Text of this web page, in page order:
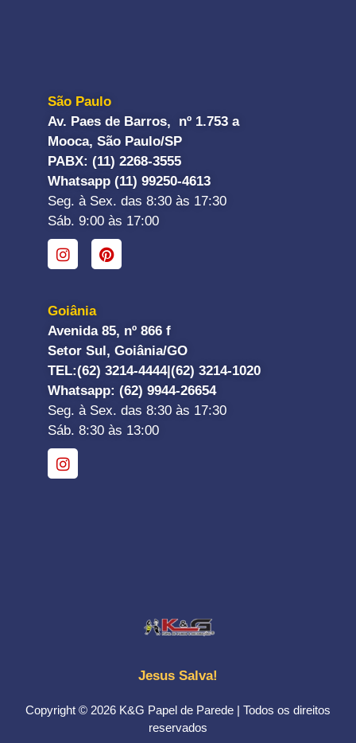
São Paulo
Av. Paes de Barros, nº 1.753 a
Mooca, São Paulo/SP
PABX: (11) 2268-3555
Whatsapp (11) 99250-4613
Seg. à Sex. das 8:30 às 17:30
Sáb. 9:00 às 17:00
Goiânia
Avenida 85, nº 866 f
Setor Sul, Goiânia/GO
TEL:(62) 3214-4444|(62) 3214-1020
Whatsapp: (62) 9944-26654
Seg. à Sex. das 8:30 às 17:30
Sáb. 8:30 às 13:00
Jesus Salva!
Copyright © 2026 K&G Papel de Parede | Todos os direitos
reservados